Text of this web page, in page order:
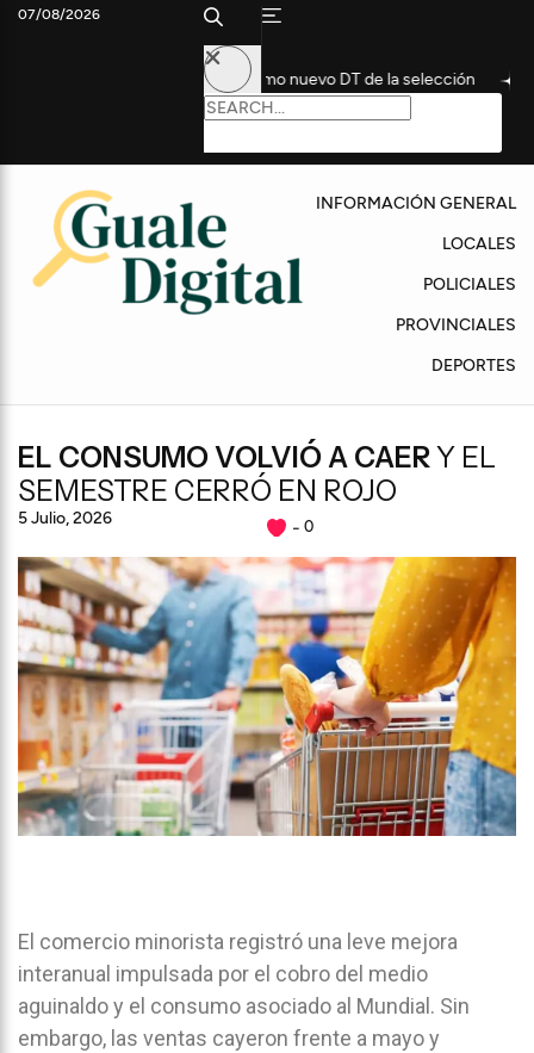
histórico futbolista como nuevo DT de la selección
07/08/2026
INFORMACIÓN GENERAL
LOCALES
POLICIALES
PROVINCIALES
DEPORTES
EL CONSUMO VOLVIÓ A CAERY EL
SEMESTRE CERRÓ EN ROJO
5 Julio, 2026 0
El comercio minorista registró una leve mejora
interanual impulsada por el cobro del medio
aguinaldo y el consumo asociado al Mundial. Sin
embargo, las ventas cayeron frente a mayo y